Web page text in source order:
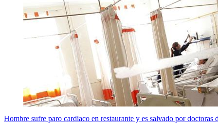
Hombre sufre paro cardiaco en restaurante y es salvado por doctoras